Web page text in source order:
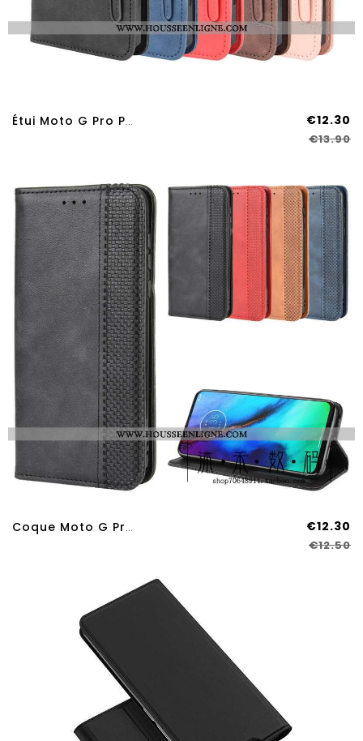
Étui Moto G Pro Portefeuille Cuir Coque Housse Noir Protection €12.30
€13.90
Coque Moto G Pro Cuir Protection Noir Boucle Magnétique Étui Téléphone Portable €12.30
€12.50